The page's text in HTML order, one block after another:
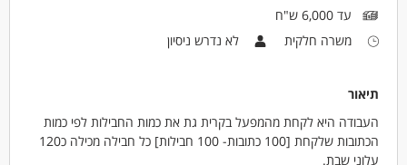
עד 6,000 ש"ח
משרה חלקית
לא נדרש ניסיון
תיאור
העבודה היא לקחת מהמפעל בקרית גת את כמות החבילות לפי כמות
הכתובות שלקחת [100 כתובות- 100 חבילות] כל חבילה מכילה כ120
עלוני שבת.